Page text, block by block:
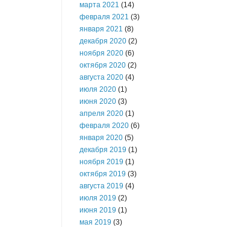
марта 2021 (14)
февраля 2021 (3)
января 2021 (8)
декабря 2020 (2)
ноября 2020 (6)
октября 2020 (2)
августа 2020 (4)
июля 2020 (1)
июня 2020 (3)
апреля 2020 (1)
февраля 2020 (6)
января 2020 (5)
декабря 2019 (1)
ноября 2019 (1)
октября 2019 (3)
августа 2019 (4)
июля 2019 (2)
июня 2019 (1)
мая 2019 (3)